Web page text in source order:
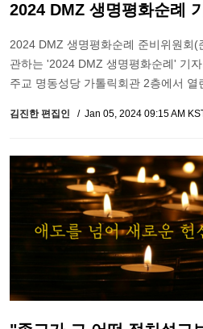
2024 DMZ 생명평화순례
2024 DMZ 생명평화순례 준비위원회(
관하는 '2024 DMZ 생명평화순례' 기
주교 명동성당 가톨릭회관 2층에서 열
김진한 편집인 Jan 05, 2024 09:15 AM